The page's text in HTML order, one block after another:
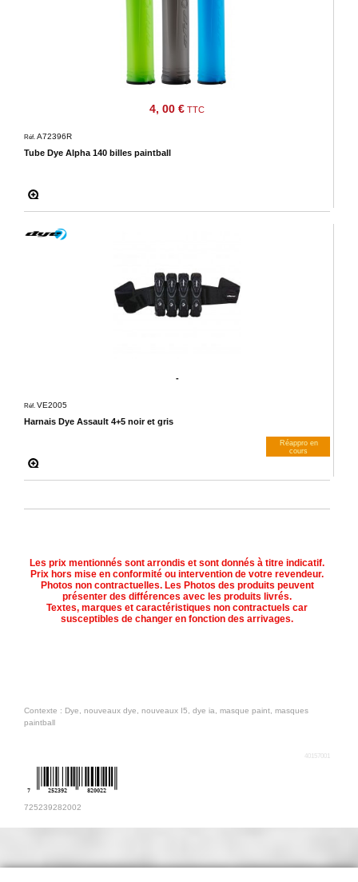
4, 00 € TTC
Tube Dye Alpha 140 billes paintball
Réf. A72396R
-
Harnais Dye Assault 4+5 noir et gris
Réf. VE2005
Réappro en
cours
M’avertir dès dispos
Les prix mentionnés sont arrondis et sont donnés à titre indicatif.
Prix hors mise en conformité ou intervention de votre revendeur.
Photos non contractuelles. Les Photos des produits peuvent
présenter des différences avec les produits livrés.
Textes, marques et caractéristiques non contractuels car
susceptibles de changer en fonction des arrivages.
Contexte : Dye, nouveaux dye, nouveaux I5, dye ia, masque paint, masques
paintball
40157001
7 252392 820022
725239282002